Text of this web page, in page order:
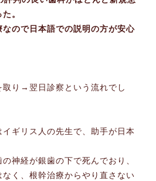
。
なので日本語での説明の方が安心
取り→翌日診察という流れでし
ギリス人の先生で、助手が日本
神経が銀歯の下で死んでおり、
く、根幹治療からやり直さない